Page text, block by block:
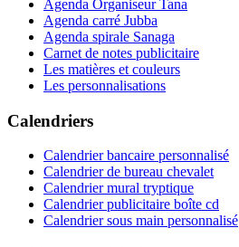
Agenda Organiseur Tana
Agenda carré Jubba
Agenda spirale Sanaga
Carnet de notes publicitaire
Les matières et couleurs
Les personnalisations
Calendriers
Calendrier bancaire personnalisé
Calendrier de bureau chevalet
Calendrier mural tryptique
Calendrier publicitaire boîte cd
Calendrier sous main personnalisé